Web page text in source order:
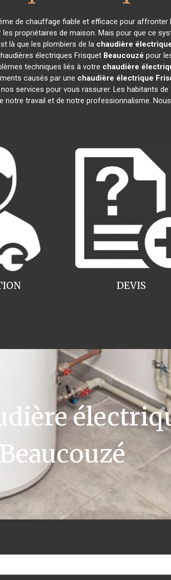
de chauffage fiable et efficace pour affronter
propriétaires de maison. Mais pour que ce
là que les plombiers de la chaudière
électriques Frisquet Beaucouzé pour
techniques liés à votre chaudière
causés par une chaudière électrique
services pour vous rassurer. Les habitants de
notre travail et de notre professionnalisme.
DEVIS
Beaucouzé